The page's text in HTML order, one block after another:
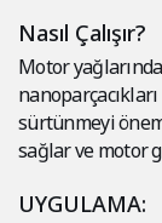
Nasıl Çalışır?
Motor
sürtünmeyi
sağlar ve motor
UYGULAMA: